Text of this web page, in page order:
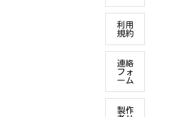
利用
規約
連絡
フォ
ーム
製作